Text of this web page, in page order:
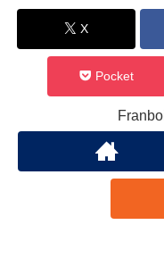
X
Pocket